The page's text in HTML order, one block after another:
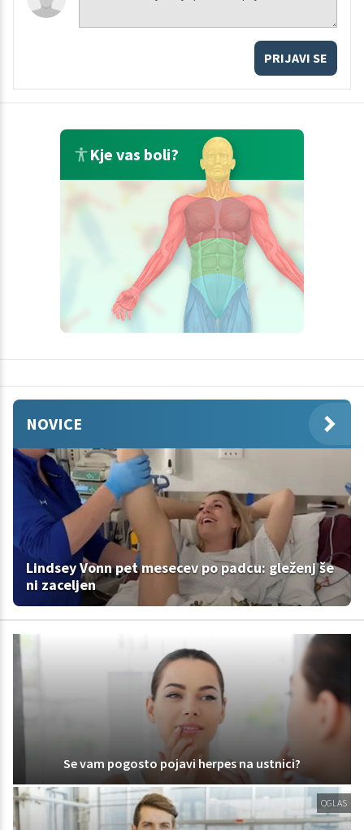
PRIJAVI SE
Kje vas boli?
NOVICE
Lindsey Vonn pet mesecev po padcu: gleženj še
ni zaceljen
Se vam pogosto pojavi herpes na ustnici?
OGLAS